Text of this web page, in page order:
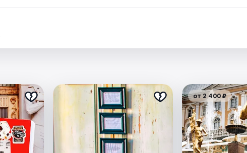
от 2 400 ₽